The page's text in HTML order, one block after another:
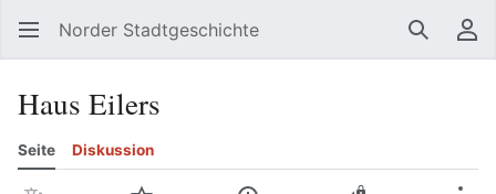
Norder Stadtgeschichte Suchen
Haus Eilers
Seite Diskussion